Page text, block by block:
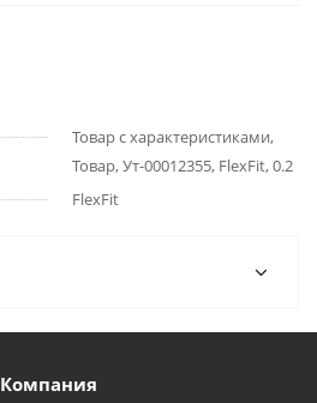
Товар с характеристиками,
Товар, Ут-00012355, FlexFit, 0.2
FlexFit
Компания